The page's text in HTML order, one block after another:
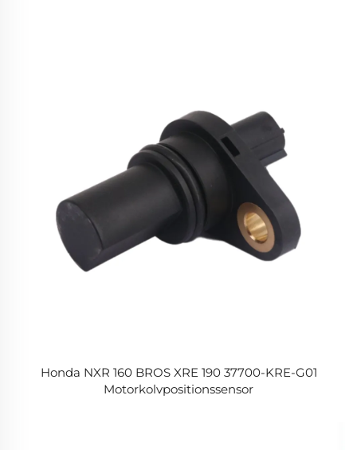
Honda NXR 160 BROS XRE 190 37700-KRE-G01
Motorkolvpositionssensor